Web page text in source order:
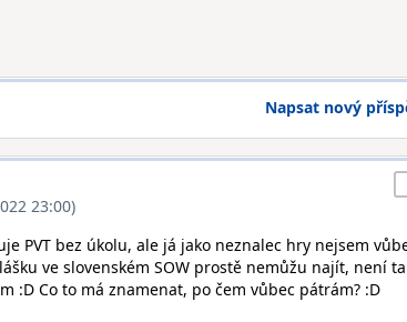
Napsat nový
23:00)
PVT bez úkolu, ale já jako neznalec hry nejsem
ve slovenském SOW prostě nemůžu najít, není
:D Co to má znamenat, po čem vůbec pátrám? :D